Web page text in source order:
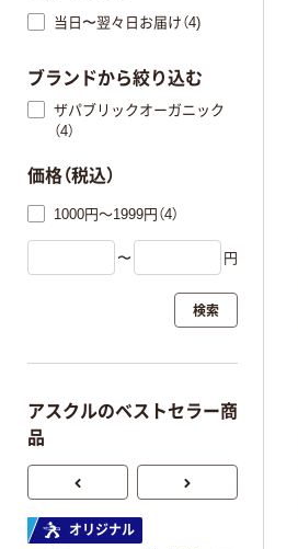
当日〜翌々日お届け（4)
ブランドから絞り込む
ザパブリックオーガニック
（4）
価格（税込）
1000円～1999円（4）
〜 円
検索
アスクルのベストセラー商
品
オリジナル